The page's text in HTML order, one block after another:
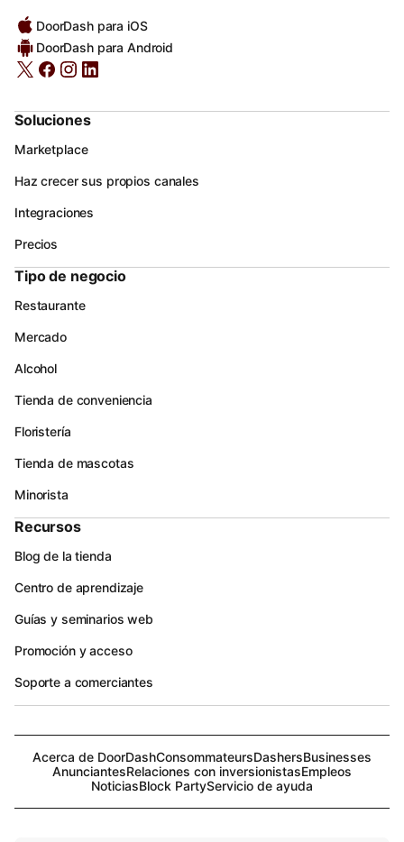
DoorDash para iOS
DoorDash para Android
Soluciones
Marketplace
Haz crecer sus propios canales
Integraciones
Precios
Tipo de negocio
Restaurante
Mercado
Alcohol
Tienda de conveniencia
Floristería
Tienda de mascotas
Minorista
Recursos
Blog de la tienda
Centro de aprendizaje
Guías y seminarios web
Promoción y acceso
Soporte a comerciantes
Acerca de DoorDashConsommateursDashersBusinesses
AnunciantesRelaciones con inversionistasEmpleos
NoticiasBlock PartyServicio de ayuda